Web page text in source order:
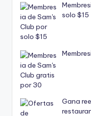
solo $15
Gana